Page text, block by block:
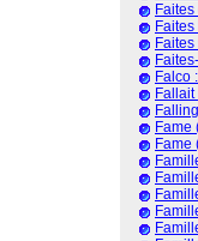
Falco
Fame
Fame